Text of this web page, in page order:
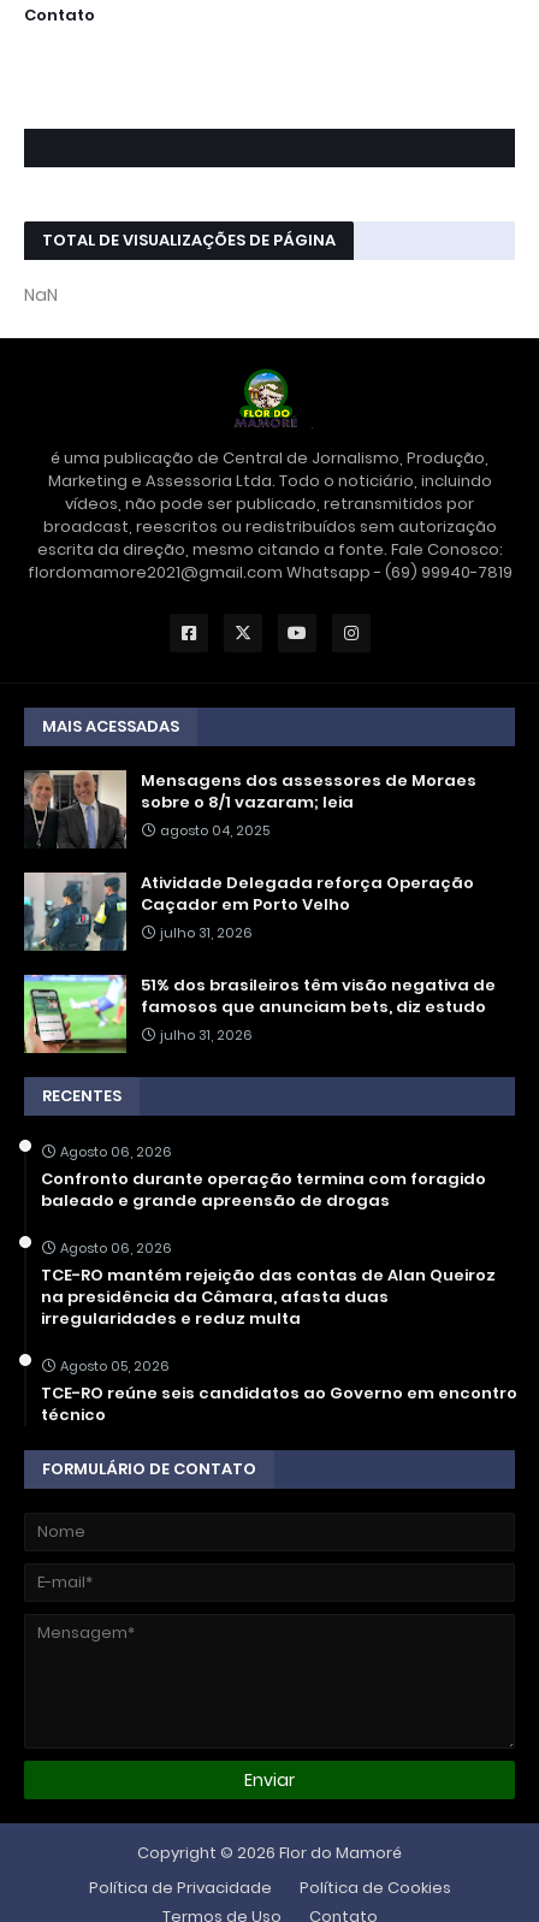
Contato
TOTAL DE VISUALIZAÇÕES DE PÁGINA
NaN
é uma publicação de Central de Jornalismo, Produção,
Marketing e Assessoria Ltda. Todo o noticiário, incluindo
vídeos, não pode ser publicado, retransmitidos por
broadcast, reescritos ou redistribuídos sem autorização
escrita da direção, mesmo citando a fonte. Fale Conosco:
flordomamore2021@gmail.com Whatsapp - (69) 99940-7819
MAIS ACESSADAS
Mensagens dos assessores de Moraes
sobre o 8/1 vazaram; leia
agosto 04, 2025
Atividade Delegada reforça Operação
Caçador em Porto Velho
julho 31, 2026
51% dos brasileiros têm visão negativa de
famosos que anunciam bets, diz estudo
julho 31, 2026
RECENTES
Agosto 06, 2026
Confronto durante operação termina com foragido
baleado e grande apreensão de drogas
Agosto 06, 2026
TCE-RO mantém rejeição das contas de Alan Queiroz
na presidência da Câmara, afasta duas
irregularidades e reduz multa
Agosto 05, 2026
TCE-RO reúne seis candidatos ao Governo em encontro
técnico
FORMULÁRIO DE CONTATO
Copyright © 2026 Flor do Mamoré
Política de Privacidade
Política de Cookies
Termos de Uso
Contato